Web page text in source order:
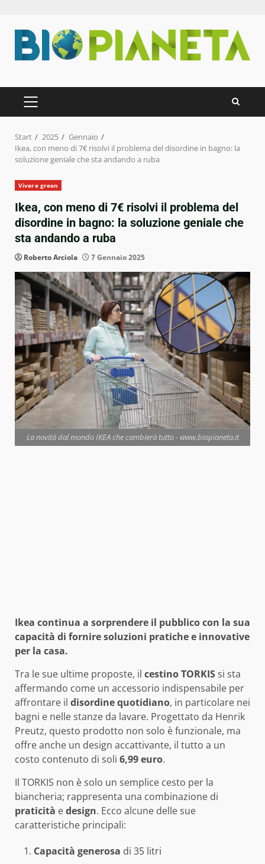
Inhalt
springen
PRIMÄRES
MENÜ
Start 2025
Gennaio
Ikea, con meno di 7€ risolvi il problema del disordine in bagno: la
soluzione geniale che sta andando a ruba
Vivere green
Ikea, con meno di 7€ risolvi il problema del
disordine in bagno: la soluzione geniale che
sta andando a ruba
Roberto Arciola 7 Gennaio 2025
La novità dal mondo IKEA che cambierà tutto - www.biopianeta.it
Ikea continua a sorprendere il pubblico con la sua
capacità di fornire soluzioni pratiche e innovative
per la casa.
Tra le sue ultime proposte, il cestino TORKISsi sta
affermando come un accessorio indispensabile per
affrontare il disordine quotidiano, in particolare nei
bagni e nelle stanze da lavare. Progettato da Henrik
Preutz, questo prodotto non solo è funzionale, ma
offre anche un design accattivante, il tutto a un
costo contenuto di soli 6,99 euro.
Il TORKIS non è solo un semplice cesto per la
biancheria; rappresenta una combinazione di
praticità edesign. Ecco alcune delle sue
caratteristiche principali:
Capacità generosa di 35 litri